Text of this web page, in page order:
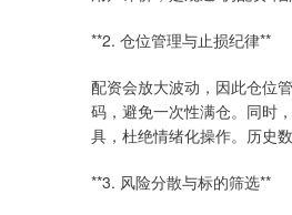
**2. 仓位管理与止损纪律**
配资会放大波动，因此仓位
码，避免一次性满仓。同时
具，杜绝情绪化操作。历史
**3. 风险分散与标的筛选**